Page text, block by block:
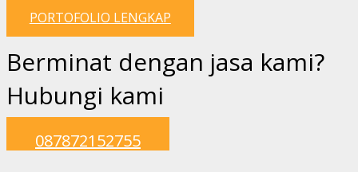
PORTOFOLIO LENGKAP
Berminat dengan jasa kami?
Hubungi kami
087872152755